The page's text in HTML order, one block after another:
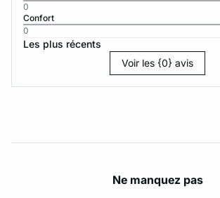
0
Confort
0
Les plus récents
Voir les {0} avis
Ne manquez pas